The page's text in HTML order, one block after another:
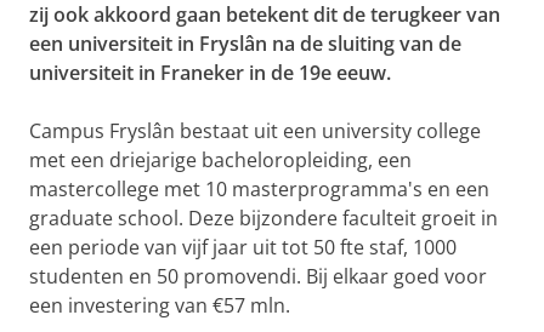
zij ook akkoord gaan betekent dit de terugkeer van
een universiteit in Fryslân na de sluiting van de
universiteit in Franeker in de 19e eeuw.
Campus Fryslân bestaat uit een university college
met een driejarige bacheloropleiding, een
mastercollege met 10 masterprogramma's en een
graduate school. Deze bijzondere faculteit groeit in
een periode van vijf jaar uit tot 50 fte staf, 1000
studenten en 50 promovendi. Bij elkaar goed voor
een investering van €57 mln.